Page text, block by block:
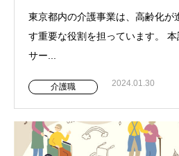
東京都内の介護事業は、高齢化が
す重要な役割を担っています。
サー...
介護職 2024.01.30